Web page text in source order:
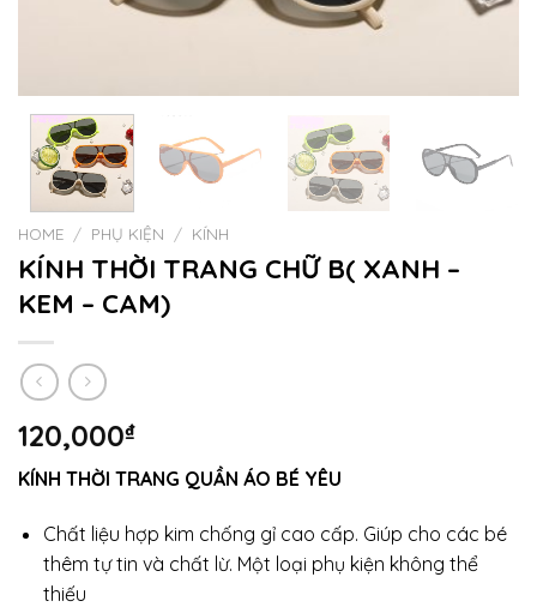
HOME / PHỤ KIỆN / KÍNH
KÍNH THỜI TRANG CHỮ B( XANH –
KEM – CAM)
120,000₫
KÍNH THỜI TRANG QUẦN ÁO BÉ YÊU
Chất liệu hợp kim chống gỉ cao cấp. Giúp cho các bé
thêm tự tin và chất lừ. Một loại phụ kiện không thể
thiếu